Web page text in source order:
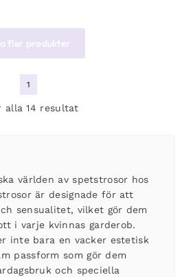
fler produkter
1
alla 14 resultat
världen av spetstrosor hos
är designade för att
sensualitet, vilket gör dem
i varje kvinnas garderob.
inte bara en vacker estetisk
passform som gör dem
och speciella